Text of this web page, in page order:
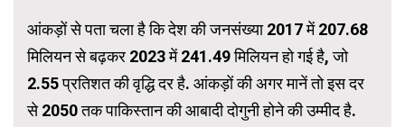
आंकड़ों से पता चला है कि देश की जनसंख्या 2017 में 207.68
मिलियन से बढ़कर 2023 में 241.49 मिलियन हो गई है, जो
2.55 प्रतिशत की वृद्धि दर है. आंकड़ों की अगर मानें तो इस दर
से 2050 तक पाकिस्तान की आबादी दोगुनी होने की उम्मीद है.